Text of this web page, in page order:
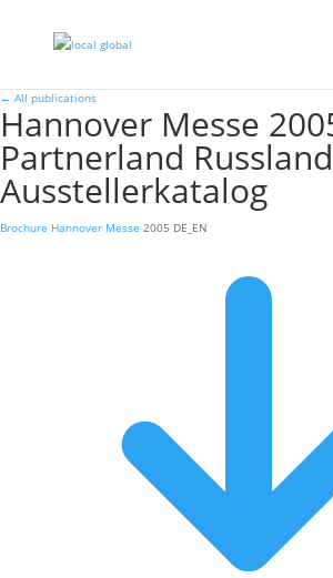
← All publications
Hannover Messe
Partnerland
Ausstellerkatalog
Brochure Hannover Messe 2005 DE_EN